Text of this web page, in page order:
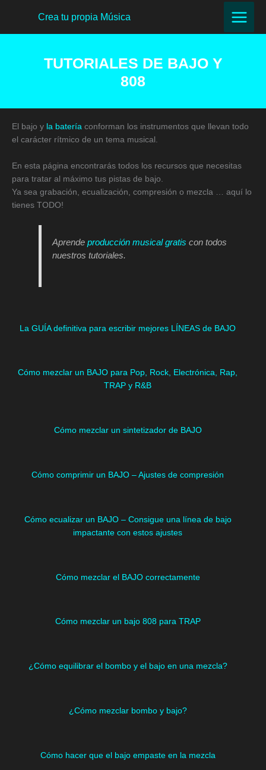
contenido
Crea tu propia Música
TUTORIALES DE BAJO Y
808
El bajo y la batería conforman los instrumentos que llevan todo
el carácter rítmico de un tema musical.
En esta página encontrarás todos los recursos que necesitas
para tratar al máximo tus pistas de bajo.
Ya sea grabación, ecualización, compresión o mezcla … aquí lo
tienes TODO!
Aprendeproducción musical gratis con todos
nuestros tutoriales.
La GUÍA definitiva para escribir mejores LÍNEAS de BAJO
Cómo mezclar un BAJO para Pop, Rock, Electrónica, Rap,
TRAP y R&B
Cómo mezclar un sintetizador de BAJO
Cómo comprimir un BAJO – Ajustes de compresión
Cómo ecualizar un BAJO – Consigue una línea de bajo
impactante con estos ajustes
Cómo mezclar el BAJO correctamente
Cómo mezclar un bajo 808 para TRAP
¿Cómo equilibrar el bombo y el bajo en una mezcla?
¿Cómo mezclar bombo y bajo?
Cómo hacer que el bajo empaste en la mezcla